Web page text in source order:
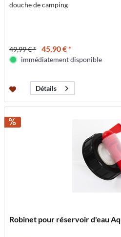
douche de camping
49,99 € * 45,90 € *
immédiatement disponible
Détails
Robinet pour réservoir d'eau